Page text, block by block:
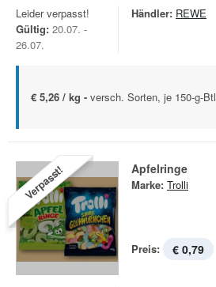
Leider verpasst!
Gültig: 20.07. -
26.07.
Händler: REWE
€ 5,26 / kg - versch. Sorten, je 150-g-
Verpasst! Apfelringe
Marke: Trolli
Preis: € 0,79